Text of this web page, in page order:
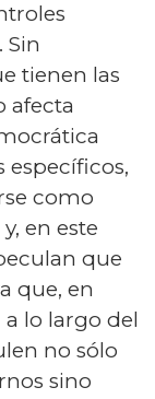
Sin
tienen las
afecta
específicos,
como
en este
que
que, en
lo largo del
no sólo
sino